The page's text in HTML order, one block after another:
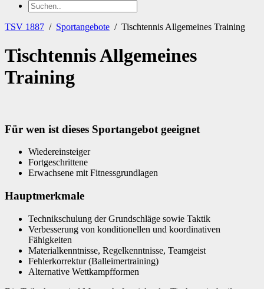
TSV 1887 / Sportangebote / Tischtennis Allgemeines Training
Tischtennis Allgemeines
Training
Für wen ist dieses Sportangebot geeignet
Wiedereinsteiger
Fortgeschrittene
Erwachsene mit Fitnessgrundlagen
Hauptmerkmale
Technikschulung der Grundschläge sowie Taktik
Verbesserung von konditionellen und koordinativen
Fähigkeiten
Materialkenntnisse, Regelkenntnisse, Teamgeist
Fehlerkorrektur (Balleimertraining)
Alternative Wettkampfformen